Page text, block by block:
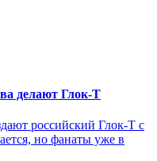
делают Глок-Т
российский Глок-Т с
но фанаты уже в